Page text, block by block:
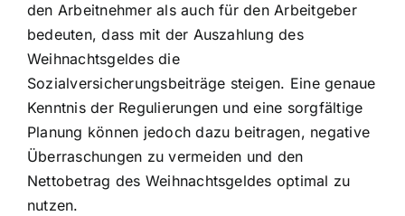
den Arbeitnehmer als auch für den Arbeitgeber
bedeuten, dass mit der Auszahlung des
Weihnachtsgeldes die
Sozialversicherungsbeiträge steigen. Eine genaue
Kenntnis der Regulierungen und eine sorgfältige
Planung können jedoch dazu beitragen, negative
Überraschungen zu vermeiden und den
Nettobetrag des Weihnachtsgeldes optimal zu
nutzen.